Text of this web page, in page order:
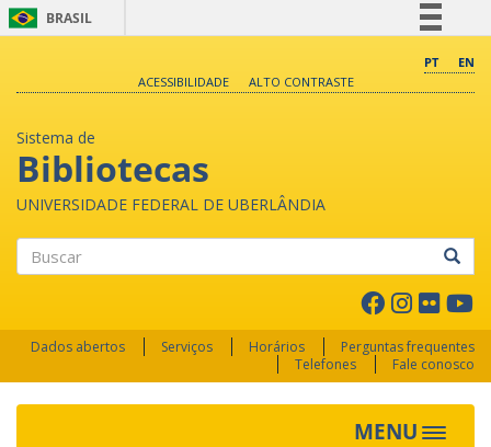
BRASIL
Comunica BR
PT
EN
ACESSIBILIDADE
ALTO CONTRASTE
Sistema de
Bibliotecas
UNIVERSIDADE FEDERAL DE UBERLÂNDIA
Dados abertos Serviços Horários
Perguntas frequentes
Telefones
Fale conosco
MENU Toggle